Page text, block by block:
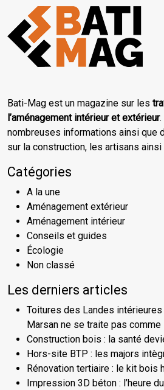
Bati-Mag est un magazine sur les
l’aménagement intérieur et extérieur
nombreuses informations ainsi que
sur la construction, les artisans
Catégories
A la une
Aménagement extérieur
Aménagement intérieur
Conseils et guides
Écologie
Non classé
Les derniers articles
Toitures des Landes
Marsan ne se traite pas comme
Construction bois : la santé
Hors-site BTP : les majors
Rénovation tertiaire : le kit bois
Impression 3D béton : l’heure